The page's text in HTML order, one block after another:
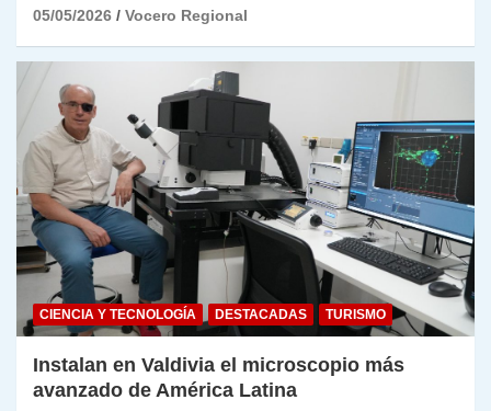
05/05/2026 Vocero Regional
CIENCIA Y TECNOLOGÍA DESTACADAS TURISMO
Instalan en Valdivia el microscopio más
avanzado de América Latina